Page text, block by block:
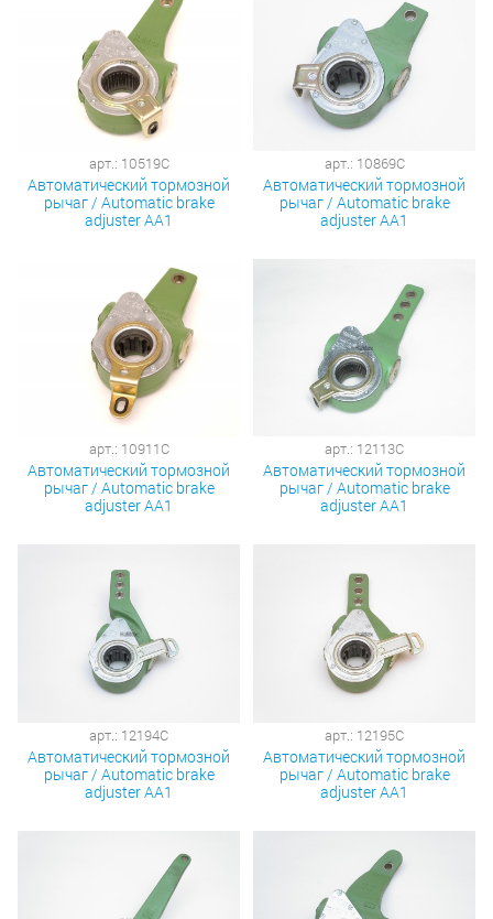
арт.: 10519C
Автоматический тормозной
рычаг / Automatic brake
adjuster AA1
арт.: 10869C
Автоматический тормозной
рычаг / Automatic brake
adjuster AA1
арт.: 10911C
Автоматический тормозной
рычаг / Automatic brake
adjuster AA1
арт.: 12113C
Автоматический тормозной
рычаг / Automatic brake
adjuster AA1
арт.: 12194C
Автоматический тормозной
рычаг / Automatic brake
adjuster AA1
арт.: 12195C
Автоматический тормозной
рычаг / Automatic brake
adjuster AA1